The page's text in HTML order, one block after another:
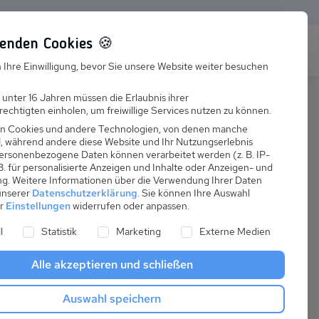
Suchen
Karriere
Ausbildung
ab
pro Nacht
Anreise
Cookies 🍪
Einwilligung, bevor Sie unsere Website weiter besuchen
16 Jahren müssen die Erlaubnis ihrer
einholen, um freiwillige Services nutzen zu können.
Cookies und andere Technologien, von denen manche
während andere diese Website und Ihr Nutzungserlebnis
Daten können verarbeitet werden (z. B. IP-
für personalisierte Anzeigen und Inhalte oder Anzeigen- und
Weitere Informationen über die Verwendung Ihrer Daten
Datenschutzerklärung. Sie können Ihre Auswahl
Einstellungenwiderrufen oder anpassen.
Liste der Service-Gruppen, für die eine Einwilligung
Statistik Marketing Externe Medien
Alle akzeptieren und schließen
Auswahl speichern